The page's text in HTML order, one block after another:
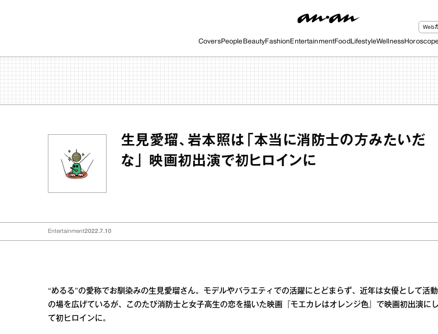
CoversPeople BeautyFashion EntertainmentFood LifestyleWellness
Web
生見愛瑠、岩本照は「本当に消防士の方みたいだ
な」 映画初出演で初ヒロインに
Entertainment2022.7.10
“めるる”の愛称でお馴染みの生見愛瑠さん。モデルやバラエティでの活躍にとどまらず、近年は女優として活動
の場を広げているが、このたび消防士と女子高生の恋を描いた映画『モエカレはオレンジ色』で映画初出演に
て初ヒロインに。